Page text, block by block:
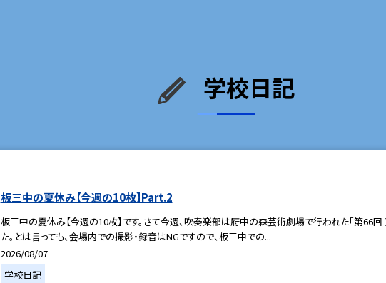
学校日記
板三中の夏休み【今週の10枚】Part.2
板三中の夏休み【今週の10枚】です。さて今週、吹奏楽部は府中の森芸術劇場で行われた「第66
た。とは言っても、会場内での撮影・録音はNGですので、板三中での...
2026/08/07
学校日記